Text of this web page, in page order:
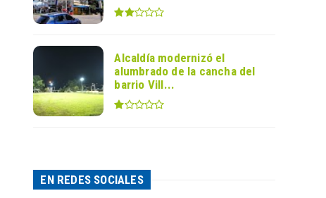
Alcaldía modernizó el
alumbrado de la cancha del
barrio Vill...
EN REDES SOCIALES